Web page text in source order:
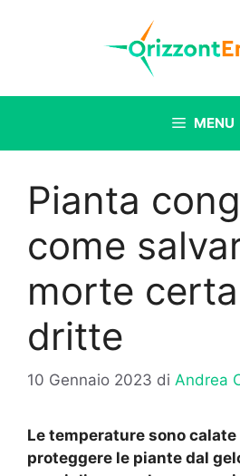
MENU
Pianta
come
morte
dritte
10 Gennaio 2023 di Andrea
Le temperature sono
proteggere le piante dal